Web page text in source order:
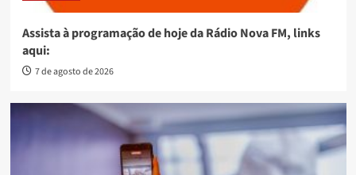
Assista à programação de hoje da Rádio Nova FM, links
aqui:
7 de agosto de 2026